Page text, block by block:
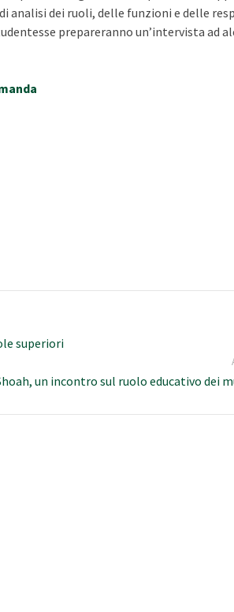
analisi dei ruoli, delle funzioni e delle
prepareranno un’intervista ad
superiori
un incontro sul ruolo educativo dei